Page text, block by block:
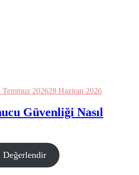
Temmuz 202628 Haziran 2026
Güvenliği Nasıl
Değerlendir